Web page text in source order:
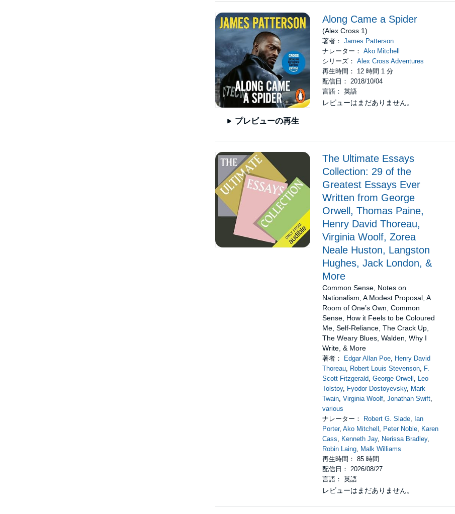
プレビューの再生
Along Came a Spider
(Alex Cross 1)
著者：James Patterson
ナレーター：Ako Mitchell
シリーズ：Alex Cross Adventures
再生時間： 12 時間 1 分
配信日： 2018/10/04
言語： 英語
レビューはまだありません。
The Ultimate Essays
Collection: 29 of the
Greatest Essays Ever
Written from George
Orwell, Thomas Paine,
Henry David Thoreau,
Virginia Woolf, Zorea
Neale Huston, Langston
Hughes, Jack London, &
More
Common Sense, Notes on
Nationalism, A Modest Proposal, A
Room of One’s Own, Common
Sense, How it Feels to be Coloured
Me, Self-Reliance, The Crack Up,
The Weary Blues, Walden, Why I
Write, & More
著者： Edgar Allan Poe, Henry David
Thoreau, Robert Louis Stevenson, F.
Scott Fitzgerald,George Orwell , Leo
Tolstoy, Fyodor Dostoyevsky, Mark
Twain,Virginia Woolf,Jonathan Swift,
various
ナレーター：
Robert G. Slade, Ian
Porter,Ako Mitchell , Peter Noble, Karen
Cass, Kenneth Jay, Nerissa Bradley,
Robin Laing, Malk Williams
再生時間： 85 時間
配信日： 2026/08/27
言語： 英語
レビューはまだありません。